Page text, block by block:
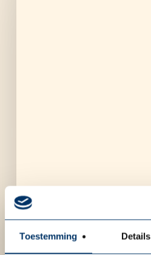
Toestemming Details